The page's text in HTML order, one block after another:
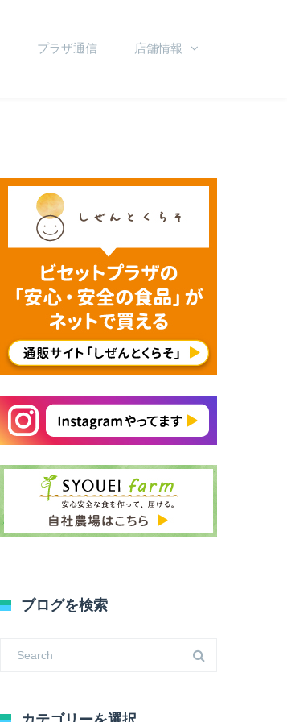
プラザ通信 店舗情報
ブログを検索